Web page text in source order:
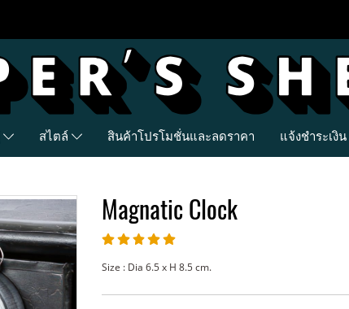
สไตล์ สินค้าโปรโมชั่นและลดราคา แจ้งชำระเงิน
Magnatic Clock
Size : Dia 6.5 x H 8.5 cm.